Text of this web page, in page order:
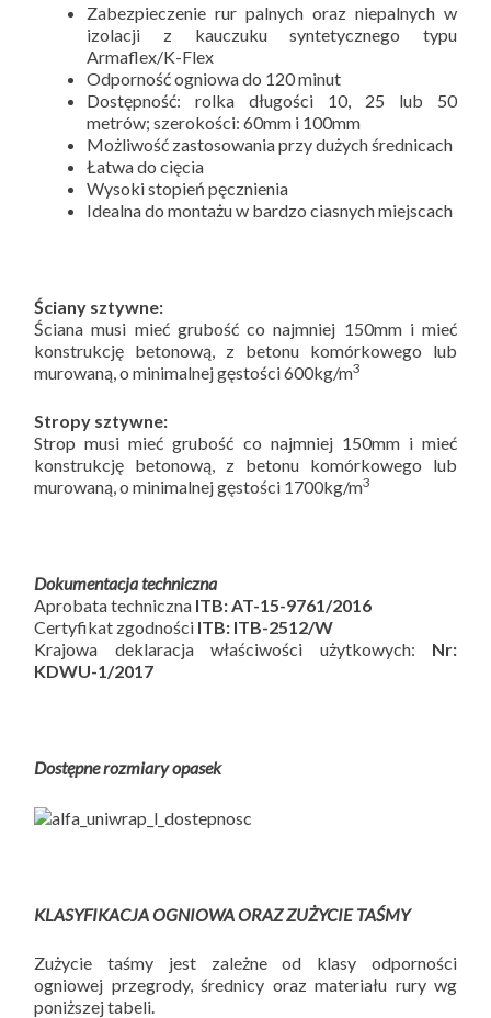
Zabezpieczenie rur palnych oraz niepalnych w
izolacji z kauczuku syntetycznego typu
Armaflex/K-Flex
Odporność ogniowa do 120 minut
Dostępność: rolka długości 10, 25 lub 50
metrów; szerokości: 60mm i 100mm
Możliwość zastosowania przy dużych średnicach
Łatwa do cięcia
Wysoki stopień pęcznienia
Idealna do montażu w bardzo ciasnych miejscach
Ściany sztywne:
Ściana musi mieć grubość co najmniej 150mm i mieć
konstrukcję betonową, z betonu komórkowego lub
murowaną, o minimalnej gęstości 600kg/m3
Stropy sztywne:
Strop musi mieć grubość co najmniej 150mm i mieć
konstrukcję betonową, z betonu komórkowego lub
murowaną, o minimalnej gęstości 1700kg/m3
Dokumentacja techniczna
Aprobata techniczna ITB: AT-15-9761/2016
Certyfikat zgodności ITB: ITB-2512/W
Krajowa deklaracja właściwości użytkowych: Nr:
KDWU-1/2017
Dostępne rozmiary opasek
KLASYFIKACJA OGNIOWA ORAZ ZUŻYCIE TAŚMY
Zużycie taśmy jest zależne od klasy odporności
ogniowej przegrody, średnicy oraz materiału rury wg
poniższej tabeli.